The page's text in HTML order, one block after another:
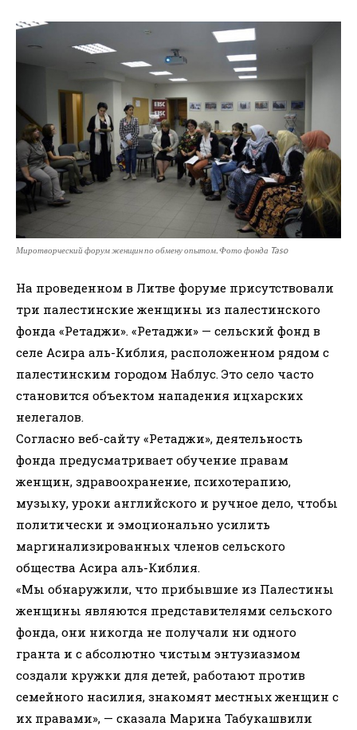
Миротворческий форум женщин по обмену опытом. Фото фонда Taso
На проведенном в Литве форуме присутствовали
три палестинские женщины из палестинского
фонда «Ретаджи». «Ретаджи» — сельский фонд в
селе Асира аль-Киблия, расположенном рядом с
палестинским городом Наблус. Это село часто
становится объектом нападения ицхарских
нелегалов.
Согласно веб-сайту «Ретаджи», деятельность
фонда предусматривает обучение правам
женщин, здравоохранение, психотерапию,
музыку, уроки английского и ручное дело, чтобы
политически и эмоционально усилить
маргинализированных членов сельского
общества Асира аль-Киблия.
«Мы обнаружили, что прибывшие из Палестины
женщины являются представителями сельского
фонда, они никогда не получали ни одного
гранта и с абсолютно чистым энтузиазмом
создали кружки для детей, работают против
семейного насилия, знакомят местных женщин с
их правами», — сказала Марина Табукашвили